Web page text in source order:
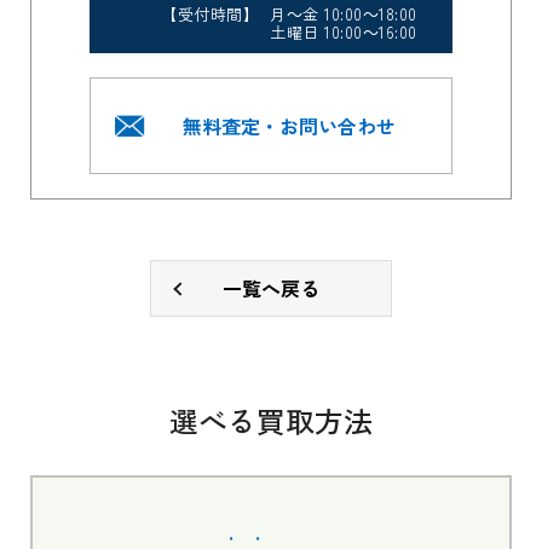
【受付時間】 月～金 10:00～18:00
土曜日 10:00～16:00
無料査定・お問い合わせ
一覧へ戻る
選べる買取方法